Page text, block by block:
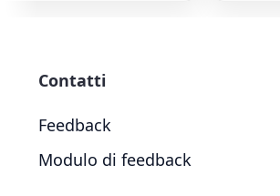
Contatti
Feedback
Modulo di feedback